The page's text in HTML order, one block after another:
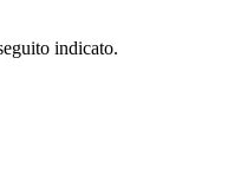
indicato.